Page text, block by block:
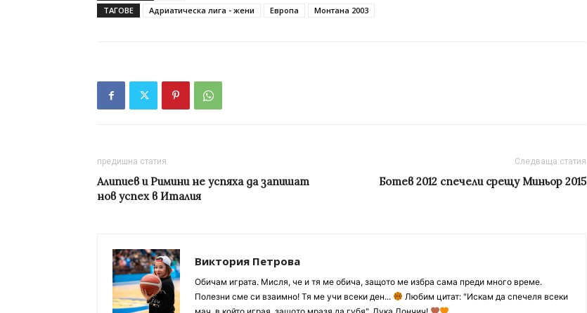
ТАГОВЕ
Адриатическа лига - жени Европа Монтана 2003
предишна статия
Алипиев и Римини не успяха да запишат
нов успех в Италия
Следваща статия
Ботев 2012 спечели срещу Миньор 2015
Виктория Петрова
Обичам играта. Мисля, че и тя ме обича, защото ме избра сама преди много време.
Полезни сме си взаимно! Тя ме учи всеки ден...
Любим цитат: "Искам да спечеля всеки